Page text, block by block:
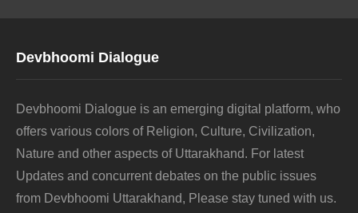
Devbhoomi Dialogue
Devbhoomi Dialogue is an emerging digital platform, who
offers various colors of Religion, Culture, Civilization,
Nature and other aspects of Uttarakhand. For latest
Updates and concurrent debates on the public issues
from Devbhoomi Uttarakhand, Please stay tuned with us.